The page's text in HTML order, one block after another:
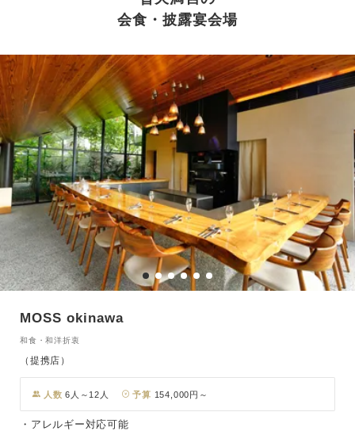
会食・披露宴会場
MOSS okinawa
和食・和洋折衷
（提携店）
人数 6人～12人 予算 154,000円～
・アレルギー対応可能